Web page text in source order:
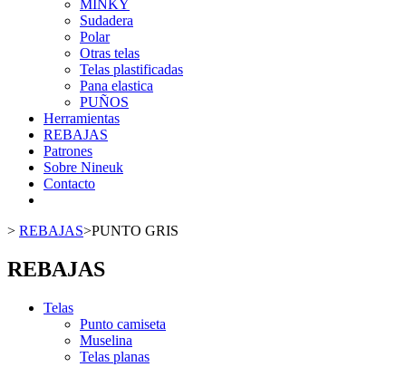
MINKY
Sudadera
Polar
Otras telas
Telas plastificadas
Pana elastica
PUÑOS
Herramientas
REBAJAS
Patrones
Sobre Nineuk
Contacto
> REBAJAS>PUNTO GRIS
REBAJAS
Telas
Punto camiseta
Muselina
Telas planas